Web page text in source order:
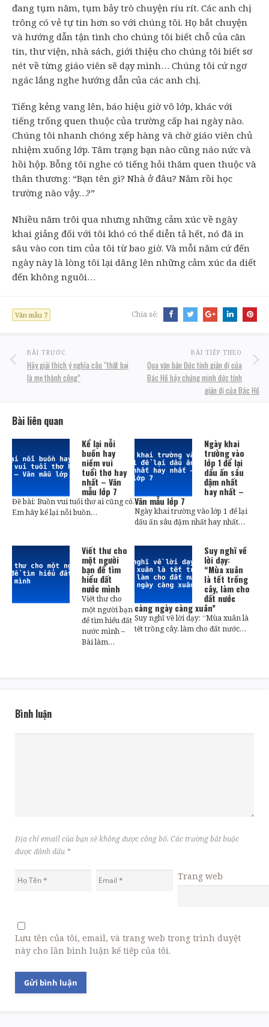
đang tụm năm, tụm bảy trò chuyện ríu rít. Các anh chị
trông có vẻ tự tin hơn so với chúng tôi. Họ bắt chuyện
và hướng dẫn tận tình cho chúng tôi biết chỗ của căn
tin, thư viện, nhà sách, giới thiệu cho chúng tôi biết sơ
nét về từng giáo viên sẽ dạy mình… Chúng tôi cứ ngơ
ngác lắng nghe hướng dẫn của các anh chị.
Tiếng kẻng vang lên, báo hiệu giờ vô lớp, khác với
tiếng trống quen thuộc của trường cấp hai ngày nào.
Chúng tôi nhanh chóng xếp hàng và chờ giáo viên chủ
nhiệm xuống lớp. Tâm trạng bạn nào cũng náo nức và
hồi hộp. Bỗng tôi nghe có tiếng hỏi thăm quen thuộc và
thân thương: “Bạn tên gì? Nhà ở đâu? Năm rồi học
trường nào vậy…?”
Nhiều năm trôi qua nhưng những cảm xúc về ngày
khai giảng đối với tôi khó có thể diễn tả hết, nó đã in
sâu vào con tim của tôi từ bao giờ. Và mỗi năm cứ đến
ngày này là lòng tôi lại dâng lên những cảm xúc da diết
đến không nguôi…
Văn mẫu 7 Chia sẻ:
BÀI TRƯỚC
Hãy giải thích ý nghĩa câu “thất bại
là mẹ thành công”
BÀI TIẾP THEO
Qua văn bản Đức tính giản dị của
Bác Hồ hãy chứng minh đức tính
giản dị của Bác Hồ
Bài liên quan
Kể lại nỗi
buồn hay
niềm vui
tuổi thơ hay
nhất – Văn
mẫu lớp 7
Đề bài: Buồn vui tuổi thơ ai cũng có.
Em hãy kể lại nỗi buồn…
Ngày khai
trường vào
lớp 1 để lại
dấu ấn sâu
đậm nhất
hay nhất –
Văn mẫu lớp 7
Ngày khai trường vào lớp 1 để lại
dấu ấn sâu đậm nhất hay nhất…
Viết thư cho
một người
bạn để tìm
hiểu đất
nước mình
Viết thư cho
một người bạn
để tìm hiểu đất
nước mình –
Bài làm…
Suy nghĩ về
lời dạy:
“Mùa xuân
là tết trồng
cây, làm cho
đất nước
càng ngày càng xuân”
Suy nghĩ về lời dạy: “Mùa xuân là
tết trồng cây, làm cho đất nước…
Bình luận
Địa chỉ email của bạn sẽ không được công bố. Các trường bắt buộc
được đánh dấu *
Trang web
Lưu tên của tôi, email, và trang web trong trình duyệt
này cho lần bình luận kế tiếp của tôi.